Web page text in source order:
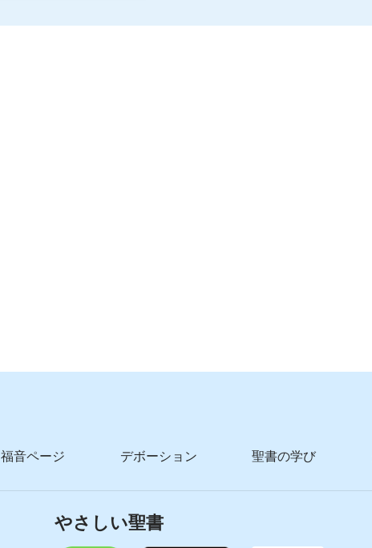
福音ページ デボーション 聖書の学び
やさしい聖書